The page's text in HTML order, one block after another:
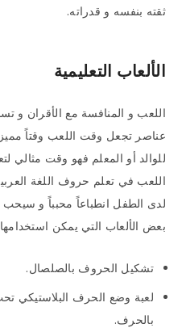
ثقته بنفسه و قدراته.
الألعاب التعليمية
اللعب و المنافسة مع الأقران و
عناصر تجعل وقت اللعب وقتاً
للوالد أو المعلم فهو وقت مثالي
اللعب في تعلم حروف اللغة
لدى الطفل انطباعاً محبباً و سيحب
بعض الألعاب التي يمكن
تشكيل الحروف بالصلصال.
لعبة وضع الحرف البلاستيكي
بالحرف.